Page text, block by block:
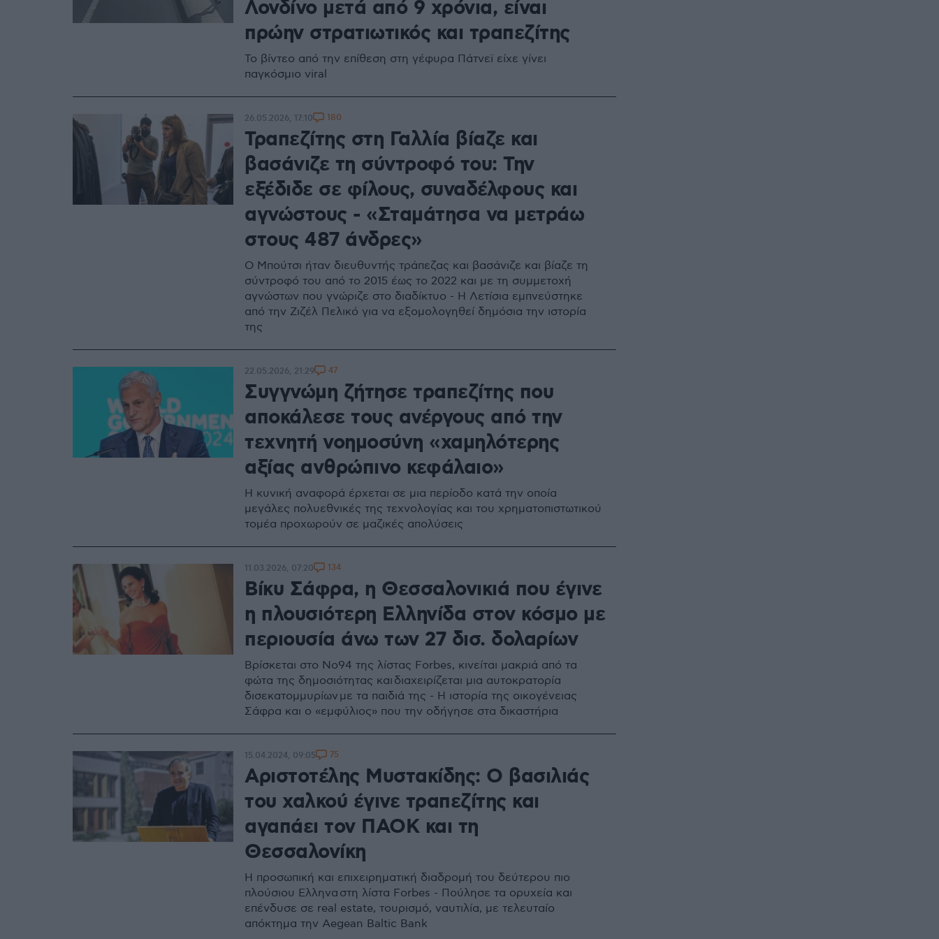
Λονδίνο μετά από 9 χρόνια, είναι
πρώην στρατιωτικός και τραπεζίτης
Το βίντεο από την επίθεση στη γέφυρα Πάτνεϊ είχε γίνει
παγκόσμιο viral
Τραπεζίτης στη Γαλλία βίαζε και
βασάνιζε τη σύντροφό του: Την
εξέδιδε σε φίλους, συναδέλφους και
αγνώστους - «Σταμάτησα να μετράω
στους 487 άνδρες»
Ο Μπούτσι ήταν διευθυντής τράπεζας και βασάνιζε και βίαζε τη
σύντροφό του από το 2015 έως το 2022 και με τη συμμετοχή
αγνώστων που γνώριζε στο διαδίκτυο - Η Λετίσια εμπνεύστηκε
από την Ζιζέλ Πελικό για να εξομολογηθεί δημόσια την ιστορία
της
26.05.2026, 17:10 180
Συγγνώμη ζήτησε τραπεζίτης που
αποκάλεσε τους ανέργους από την
τεχνητή νοημοσύνη «χαμηλότερης
αξίας ανθρώπινο κεφάλαιο»
Η κυνική αναφορά έρχεται σε μια περίοδο κατά την οποία
μεγάλες πολυεθνικές της τεχνολογίας και του χρηματοπιστωτικού
τομέα προχωρούν σε μαζικές απολύσεις
22.05.2026, 21:29 47
Βίκυ Σάφρα, η Θεσσαλονικιά που έγινε
η πλουσιότερη Ελληνίδα στον κόσμο με
περιουσία άνω των 27 δισ. δολαρίων
Βρίσκεται στο Νο94 της λίστας Forbes, κινείται μακριά από τα
φώτα της δημοσιότητας και διαχειρίζεται μια αυτοκρατορία
δισεκατομμυρίων με τα παιδιά της - Η ιστορία της οικογένειας
Σάφρα και ο «εμφύλιος» που την οδήγησε στα δικαστήρια
11.03.2026, 07:20 134
Αριστοτέλης Μυστακίδης: Ο βασιλιάς
του χαλκού έγινε τραπεζίτης και
αγαπάει τον ΠΑΟΚ και τη
Θεσσαλονίκη
Η προσωπική και επιχειρηματική διαδρομή του δεύτερου πιο
πλούσιου Ελληνα στη λίστα Forbes - Πούλησε τα ορυχεία και
επένδυσε σε real estate, τουρισμό, ναυτιλία, με τελευταίο
απόκτημα την Aegean Baltic Bank
15.04.2024, 09:05 75